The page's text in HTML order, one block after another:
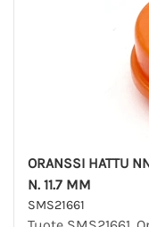
ORANSSI HATTU
N. 11.7 MM
SMS21661